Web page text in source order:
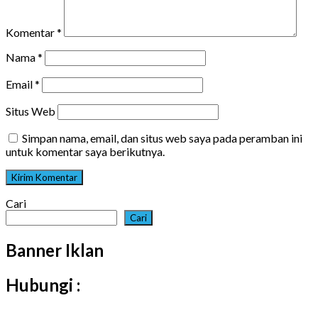
Komentar*
Nama*
Email*
Situs Web
Simpan nama, email, dan situs web saya pada peramban ini
untuk komentar saya berikutnya.
Cari
Cari
Banner Iklan
Hubungi :